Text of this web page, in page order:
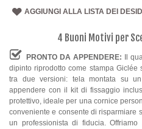
AGGIUNGI ALLA LISTA DEI
4 Buoni Motivi per
PRONTO DA APPENDERE:
Il
dipinto riprodotto come stampa
tra due versioni: tela montata su
appendere con il kit di fissaggio
protettivo, ideale per una cornice
conveniente e consente di risparmiare
un professionista di fiducia.